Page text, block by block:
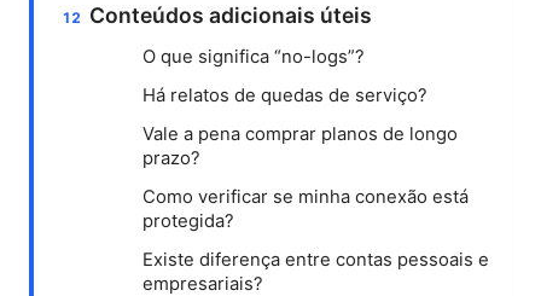
Conteúdos adicionais úteis
O que significa “no-logs”?
Há relatos de quedas de serviço?
Vale a pena comprar planos de longo
prazo?
Como verificar se minha conexão está
protegida?
Existe diferença entre contas pessoais e
empresariais?